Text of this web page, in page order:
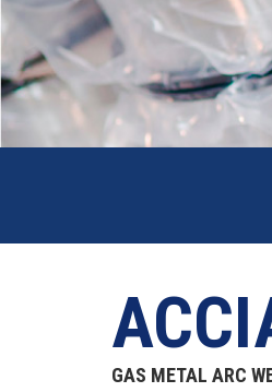
GAS METAL ARC